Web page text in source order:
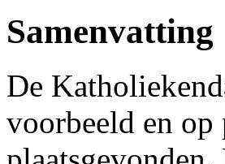
Samenvatting
De
voorbeeld en